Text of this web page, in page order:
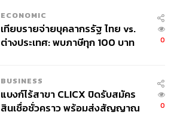
ECONOMIC
เทียบรายจ่ายบุคลากรรัฐ ไทย vs.
ต่างประเทศ: พบภาษีทุก 100 บาท
0
BUSINESS
แบงก์ไร้สาขา CLICX ปิดรับสมัคร
สินเชื่อชั่วคราว พร้อมส่งสัญญาณ
0